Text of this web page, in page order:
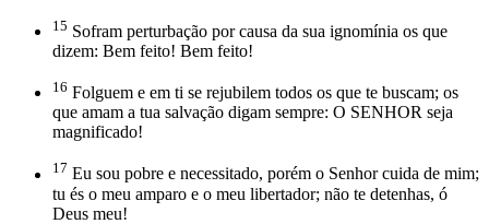
15 Sofram perturbação por causa da sua ignomínia os que
dizem: Bem feito! Bem feito!
16 Folguem e em ti se rejubilem todos os que te buscam; os
que amam a tua salvação digam sempre: O SENHOR seja
magnificado!
17 Eu sou pobre e necessitado, porém o Senhor cuida de mim;
tu és o meu amparo e o meu libertador; não te detenhas, ó
Deus meu!